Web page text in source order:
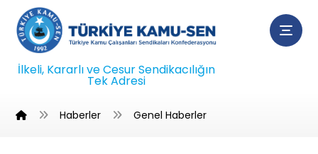
İlkeli, Kararlı ve Cesur Sendikacılığın
Tek Adresi
Haberler Genel Haberler